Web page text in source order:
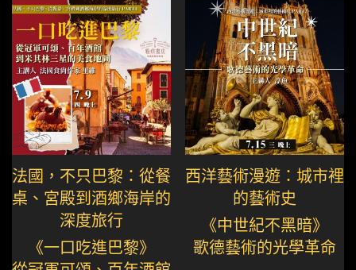
法國，不只巴黎：從餐
桌、宮殿到酒鄉海岸的
深度旅行
《一口吃進巴黎》
西洋藝術漫遊：城市裡
的藝術史
《中世紀不黑暗》
歌德藝術的光學革命